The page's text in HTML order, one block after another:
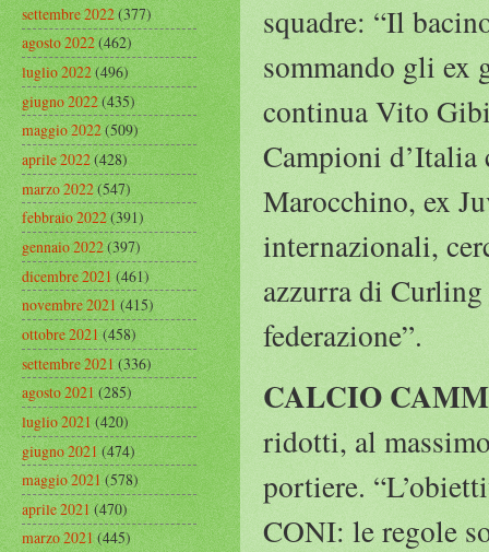
squadre: “Il
sommando gli ex
continua Vito
Campioni d’Italia
Marocchino, ex
internazionali,
azzurra di
federazione”.
CALCIO
ridotti, al
portiere.
CONI: le regole
settembre 2022(377)
agosto 2022(462)
luglio 2022(496)
giugno 2022(435)
maggio 2022(509)
aprile 2022(428)
marzo 2022(547)
febbraio 2022(391)
gennaio 2022(397)
dicembre 2021(461)
novembre 2021(415)
ottobre 2021(458)
settembre 2021(336)
agosto 2021(285)
luglio 2021(420)
giugno 2021(474)
maggio 2021(578)
aprile 2021(470)
marzo 2021(445)